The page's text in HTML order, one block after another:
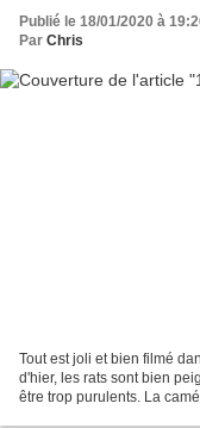
Publié le 18/01/2020 à
Par Chris
Tout est joli et bien filmé
d'hier, les rats sont bien
être trop purulents. La